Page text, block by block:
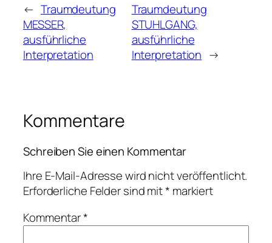
← Traumdeutung
MESSER,
ausführliche
Interpretation
Traumdeutung
STUHLGANG,
ausführliche
Interpretation →
Kommentare
Schreiben Sie einen Kommentar
Ihre E-Mail-Adresse wird nicht veröffentlicht.
Erforderliche Felder sind mit* markiert
Kommentar*